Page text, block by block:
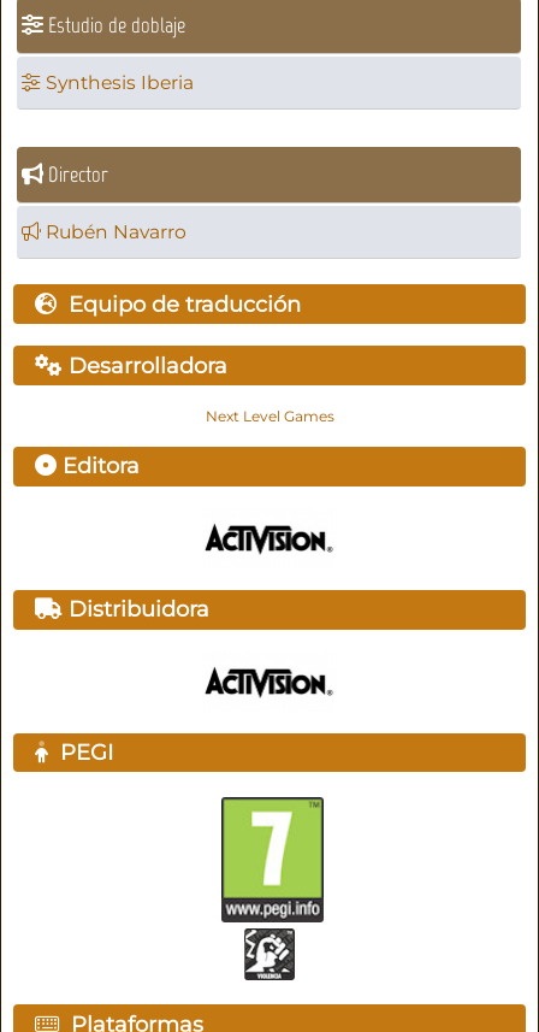
Estudio de doblaje
Synthesis Iberia
Director
Rubén Navarro
Equipo de traducción
Desarrolladora
Next Level Games
Editora
Distribuidora
PEGI
Plataformas